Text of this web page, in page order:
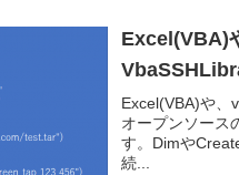
Excel(VBA)
Excel(VBA)や、
オープンソース
す。Dimや
続...